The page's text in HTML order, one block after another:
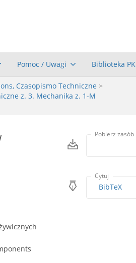
Pomoc / Uwagi Biblioteka PK
Czasopismo Techniczne >
z. 3. Mechanika z. 1-M
Pobierz zasób
Cytuj
BibTeX